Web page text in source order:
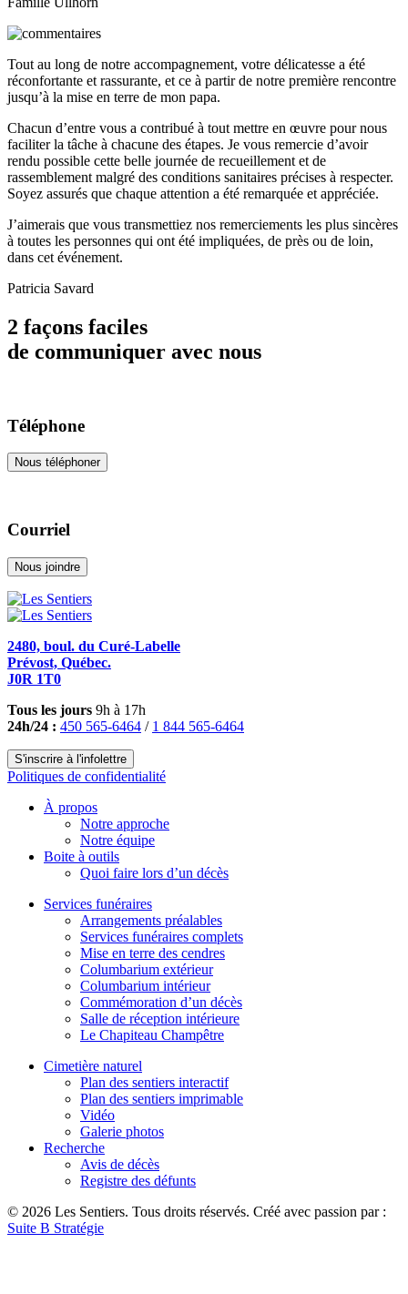
Tout au long de notre accompagnement, votre délicatesse a été
réconfortante et rassurante, et ce à partir de notre première rencontre
jusqu’à la mise en terre de mon papa.
Chacun d’entre vous a contribué à tout mettre en œuvre pour nous
faciliter la tâche à chacune des étapes. Je vous remercie d’avoir
rendu possible cette belle journée de recueillement et de
rassemblement malgré des conditions sanitaires précises à respecter.
Soyez assurés que chaque attention a été remarquée et appréciée.
J’aimerais que vous transmettiez nos remerciements les plus sincères
à toutes les personnes qui ont été impliquées, de près ou de loin,
dans cet événement.
Patricia Savard
2 façons faciles
de communiquer avec nous
Téléphone
Nous téléphoner
Courriel
Nous joindre
2480, boul. du Curé-Labelle
Prévost, Québec.
J0R 1T0
Tous les jours 9h à 17h
24h/24 : 450 565-6464 / 1 844 565-6464
S'inscrire à l'infolettre
Politiques de confidentialité
À propos
Notre approche
Notre équipe
Boite à outils
Quoi faire lors d’un décès
Services funéraires
Arrangements préalables
Services funéraires complets
Mise en terre des cendres
Columbarium extérieur
Columbarium intérieur
Commémoration d’un décès
Salle de réception intérieure
Le Chapiteau Champêtre
Cimetière naturel
Plan des sentiers interactif
Plan des sentiers imprimable
Vidéo
Galerie photos
Recherche
Avis de décès
Registre des défunts
© 2026 Les Sentiers. Tous droits réservés. Créé avec passion par :
Suite B Stratégie